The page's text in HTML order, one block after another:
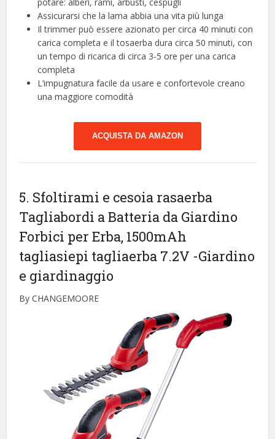
Assicurarsi che la lama abbia una vita più lunga
Il trimmer può essere azionato per circa 40 minuti con
carica completa e il tosaerba dura circa 50 minuti, con
un tempo di ricarica di circa 3-5 ore per una carica
completa
L’impugnatura facile da usare e confortevole creano
una maggiore comodità
ACQUISTA DA AMAZON
5. Sfoltirami e cesoia rasaerba
Tagliabordi a Batteria da Giardino
Forbici per Erba, 1500mAh
tagliasiepi tagliaerba 7.2V -Giardino
e giardinaggio
By CHANGEMOORE